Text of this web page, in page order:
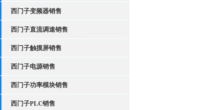
西门子变频器销售
西门子直流调速销售
西门子触摸屏销售
西门子电源销售
西门子功率模块销售
西门子PLC销售